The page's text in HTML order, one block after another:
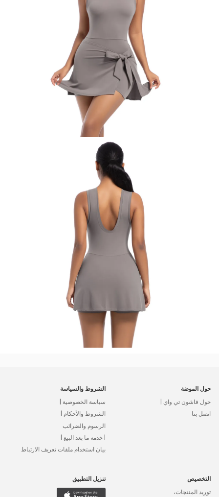
حول الموضة
حول فاشون تي واي |
اتصل بنا
الشروط والسياسة
سياسة الخصوصية |
الشروط والأحكام |
الرسوم والضرائب
| خدمة ما بعد البيع |
بيان استخدام ملفات تعريف الارتباط
التخصيص
توريد المنتجات،
تنزيل التطبيق